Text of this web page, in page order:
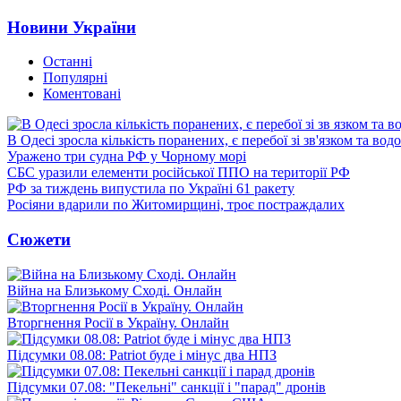
Новини України
Останні
Популярні
Коментовані
В Одесі зросла кількість поранених, є перебої зі зв'язком та
Уражено три судна РФ у Чорному морі
СБС уразили елементи російської ППО на території РФ
РФ за тиждень випустила по Україні 61 ракету
Росіяни вдарили по Житомирщині, троє постраждалих
Сюжети
Війна на Близькому Сході. Онлайн
Вторгнення Росії в Україну. Онлайн
Підсумки 08.08: Patriot буде і мінус два НПЗ
Підсумки 07.08: "Пекельні" санкції і "парад" дронів